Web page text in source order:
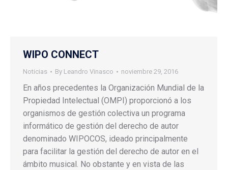
WIPO CONNECT
Noticias By Leandro Vinasco noviembre 29, 2016
En años precedentes la Organización Mundial de la
Propiedad Intelectual (OMPI) proporcionó a los
organismos de gestión colectiva un programa
informático de gestión del derecho de autor
denominado WIPOCOS, ideado principalmente
para facilitar la gestión del derecho de autor en el
ámbito musical. No obstante y en vista de las